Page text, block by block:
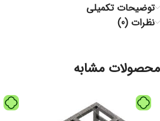
توضیحات تکمیلی
نظرات (0)
محصولات مشابه